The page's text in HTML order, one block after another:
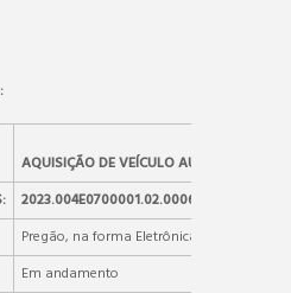
AQUISIÇÃO DE VEÍCULO AUTOMOTOR
2023.004E0700001.02.0006
Pregão, na forma Eletrônica
Em andamento